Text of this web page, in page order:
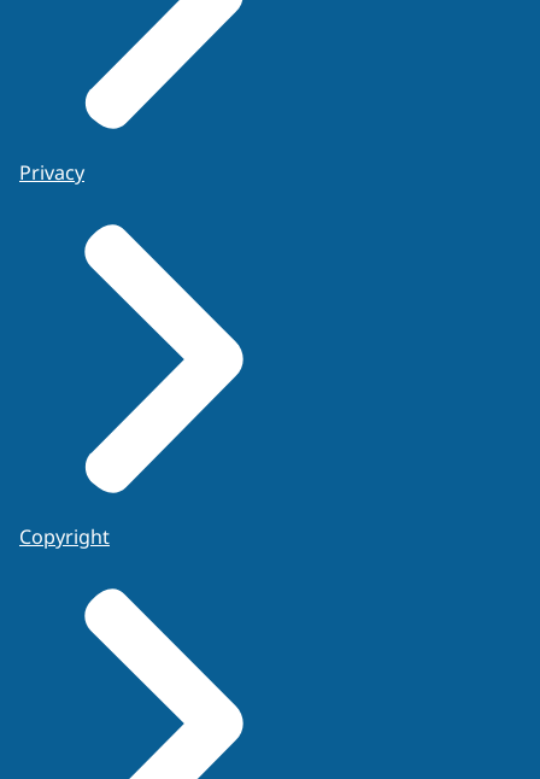
Privacy
Copyright